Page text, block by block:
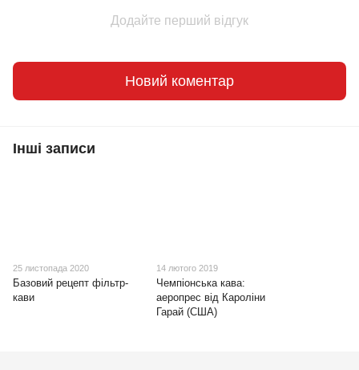
Додайте перший відгук
Новий коментар
Інші записи
25 листопада 2020
Базовий рецепт фільтр-
кави
14 лютого 2019
Чемпіонська кава:
аеропрес від Кароліни
Гарай (США)